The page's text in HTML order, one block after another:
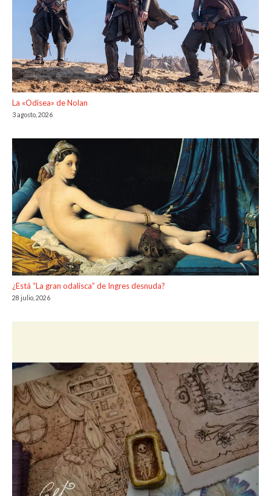
La «Odisea» de Nolan
3 agosto, 2026
¿Está “La gran odalisca” de Ingres desnuda?
28 julio, 2026